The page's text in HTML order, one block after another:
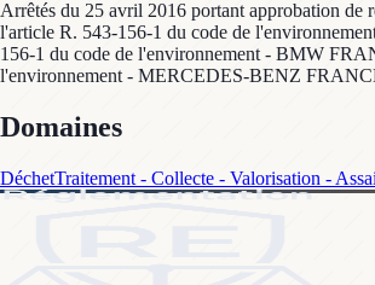
Arrêtés du 25 avril 2016 portant approbation
l'article R. 543-156-1 du code de
156-1 du code de l'environnement - BMW
l'environnement - MERCEDES-BENZ
Domaines
DéchetTraitement - Collecte - Valorisation -